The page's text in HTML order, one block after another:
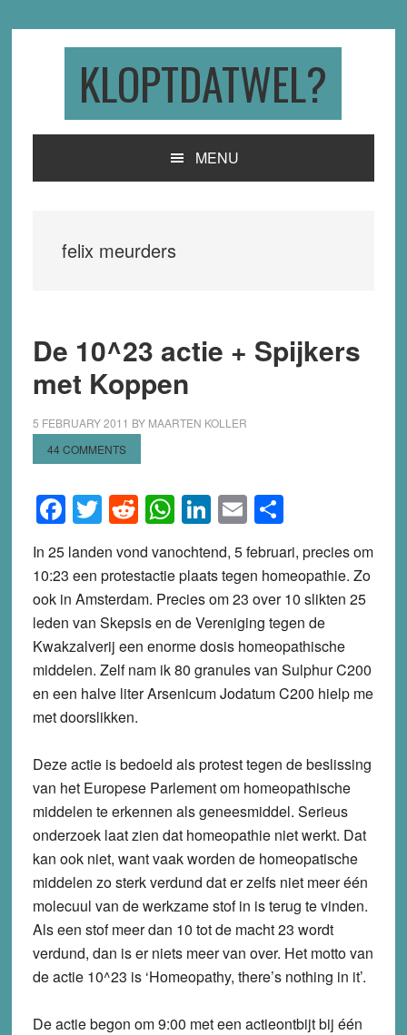
KLOPTDATWEL?
MENU
felix meurders
De 10^23 actie + Spijkers
met Koppen
5 FEBRUARY 2011 BY MAARTEN KOLLER
44 COMMENTS
Facebook
Twitter
Reddit
WhatsApp
LinkedIn
EmailShare
In 25 landen vond vanochtend, 5 februari, precies om
10:23 een protestactie plaats tegen homeopathie. Zo
ook in Amsterdam. Precies om 23 over 10 slikten 25
leden van Skepsis en de Vereniging tegen de
Kwakzalverij een enorme dosis homeopathische
middelen. Zelf nam ik 80 granules van Sulphur C200
en een halve liter Arsenicum Jodatum C200 hielp me
met doorslikken.
Deze actie is bedoeld als protest tegen de beslissing
van het Europese Parlement om homeopathische
middelen te erkennen als geneesmiddel. Serieus
onderzoek laat zien dat homeopathie niet werkt. Dat
kan ook niet, want vaak worden de homeopatische
middelen zo sterk verdund dat er zelfs niet meer één
molecuul van de werkzame stof in is terug te vinden.
Als een stof meer dan 10 tot de macht 23 wordt
verdund, dan is er niets meer van over. Het motto van
de actie 10^23 is ‘Homeopathy, there’s nothing in it’.
De actie begon om 9:00 met een actieontbijt bij één